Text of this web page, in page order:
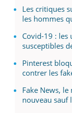
Les critiques
les hommes
Covid-19 : les
susceptibles
Pinterest
contrer les
Fake News,
nouveau sauf